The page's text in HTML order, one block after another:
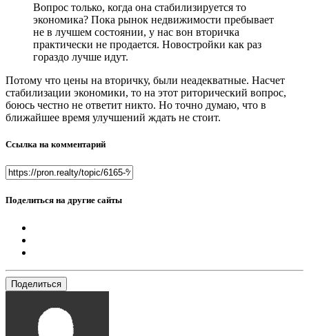
Вопрос только, когда она стабилизируется то
экономика? Пока рынок недвижимости пребывает
не в лучшем состоянии, у нас вон вторичка
практически не продается. Новостройки как раз
гораздо лучше идут.
Потому что цены на вторичку, были неадекватные. Насчет
стабилизации экономики, то на этот риторический вопрос,
боюсь честно не ответит никто. Но точно думаю, что в
ближайшее время улучшений ждать не стоит.
Ссылка на комментарий
Поделиться на другие сайты
Поделиться